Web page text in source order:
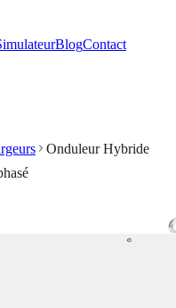
BlogContact
Onduleur Hybride